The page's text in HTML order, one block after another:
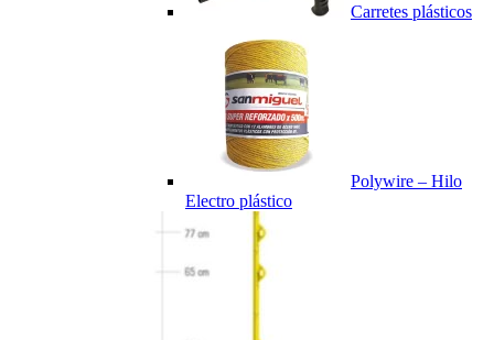
Carretes plásticos
Polywire – Hilo
Electro plástico